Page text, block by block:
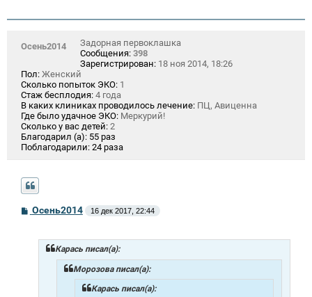
Осень2014
Задорная первоклашка
Сообщения: 398
Зарегистрирован: 18 ноя 2014, 18:26
Пол: Женский
Сколько попыток ЭКО: 1
Стаж бесплодия: 4 года
В каких клиниках проводилось лечение: ПЦ, Авиценна
Где было удачное ЭКО: Меркурий!
Сколько у вас детей: 2
Благодарил (а): 55 раз
Поблагодарили: 24 раза
СОсень2014 16 дек 2017, 22:44
Карась писал(а):
Морозова писал(а):
Карась писал(а):